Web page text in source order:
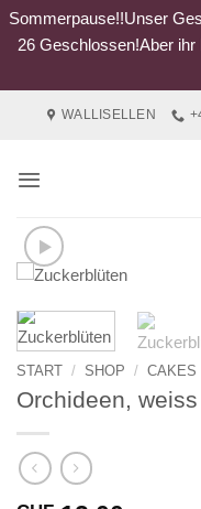
Sommerpause!!Unser
26 Geschlossen!Aber
WALLISELLEN
START / SHOP / CAKES
Orchideen,